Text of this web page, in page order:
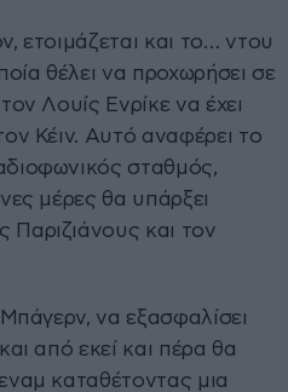
ετοιμάζεται και το… ντου
θέλει να προχωρήσει σε
Λουίς Ενρίκε να έχει
Κέιν. Αυτό αναφέρει το
σταθμός,
μέρες θα υπάρξει
και τον
να εξασφαλίσει
από εκεί και πέρα θα
καταθέτοντας μια